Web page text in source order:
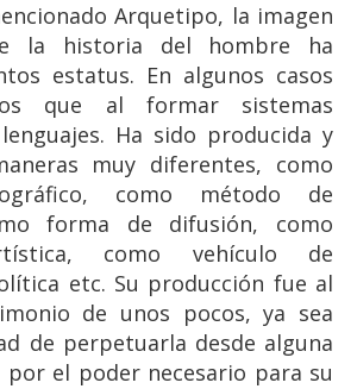
Arquetipo, la imagen
la historia del hombre ha
estatus. En algunos casos
que al formar sistemas
Ha sido producida y
muy diferentes, como
como método de
forma de difusión, como
como vehículo de
etc. Su producción fue al
de unos pocos, ya sea
de perpetuarla desde alguna
por el poder necesario para su